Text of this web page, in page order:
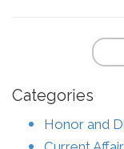
Categories
Honor and